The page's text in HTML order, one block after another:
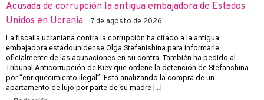
Acusada de corrupción la antigua embajadora de Estados
Unidos en Ucrania
7 de agosto de 2026
La fiscalía ucraniana contra la corrupción ha citado a la antigua
embajadora estadounidense Olga Stefanishina para informarle
oficialmente de las acusaciones en su contra. También ha pedido al
Tribunal Anticorrupción de Kiev que ordene la detención de Stefanshina
por “enriquecimiento ilegal”. Está analizando la compra de un
apartamento de lujo por parte de su madre […]